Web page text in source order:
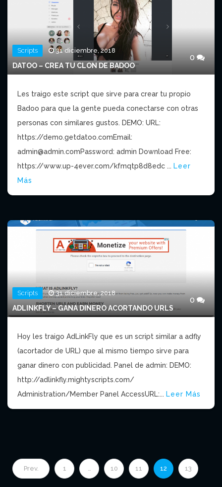
Scripts 31 diciembre, 2018
0
DATOO – CREA TU CLON DE BADOO
Les traigo este script que sirve para crear tu propio
Badoo para que la gente pueda conectarse con otras
personas con similares gustos. DEMO: URL:
https://demo.getdatoo.comEmail:
admin@admin.comPassword: admin Download Free:
https://www.up-4ever.com/kfmqtp8d8edc ... Leer
Más
Scripts 31 diciembre, 2018
0
ADLINKFLY – GANA DINERO ACORTANDO URLS
Hoy les traigo AdLinkFly que es un script similar a adfly
(acortador de URL) que al mismo tiempo sirve para
ganar dinero con publicidad. Panel de admin: DEMO:
http://adlinkfly.mightyscripts.com/
Administration/Member Panel AccessURL:... Leer Más
Prev. 1 … 10 11 12 13